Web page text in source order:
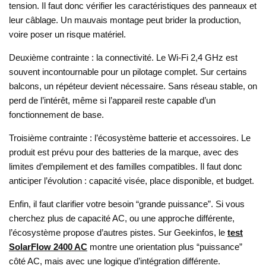
tension. Il faut donc vérifier les caractéristiques des panneaux et
leur câblage. Un mauvais montage peut brider la production,
voire poser un risque matériel.
Deuxième contrainte : la connectivité. Le Wi-Fi 2,4 GHz est
souvent incontournable pour un pilotage complet. Sur certains
balcons, un répéteur devient nécessaire. Sans réseau stable, on
perd de l’intérêt, même si l’appareil reste capable d’un
fonctionnement de base.
Troisième contrainte : l’écosystème batterie et accessoires. Le
produit est prévu pour des batteries de la marque, avec des
limites d’empilement et des familles compatibles. Il faut donc
anticiper l’évolution : capacité visée, place disponible, et budget.
Enfin, il faut clarifier votre besoin “grande puissance”. Si vous
cherchez plus de capacité AC, ou une approche différente,
l’écosystème propose d’autres pistes. Sur Geekinfos, le test
SolarFlow 2400 AC montre une orientation plus “puissance”
côté AC, mais avec une logique d’intégration différente.